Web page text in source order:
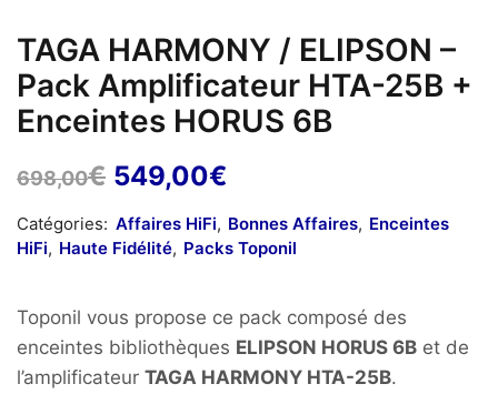
TAGA HARMONY / ELIPSON –
Pack Amplificateur HTA-25B +
Enceintes HORUS 6B
698,00€ Le
initial
était :
549,00€
actuel
est :
Catégories: Affaires HiFi, Bonnes Affaires, Enceintes
HiFi, Haute Fidélité, Packs Toponil
Toponil vous propose ce pack composé des
enceintes bibliothèques ELIPSON HORUS 6B et de
l’amplificateur TAGA HARMONY HTA-25B.